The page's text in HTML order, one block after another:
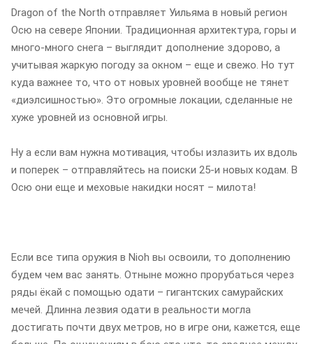
Dragon of the North отправляет Уильяма в новый регион
Осю на севере Японии. Традиционная архитектура, горы и
много-много снега – выглядит дополнение здорово, а
учитывая жаркую погоду за окном – еще и свежо. Но тут
куда важнее то, что от новых уровней вообще не тянет
«диэлсишностью». Это огромные локации, сделанные не
хуже уровней из основной игры.
Ну а если вам нужна мотивация, чтобы излазить их вдоль
и поперек – отправляйтесь на поиски 25-и новых кодам. В
Осю они еще и меховые накидки носят – милота!
Если все типа оружия в Nioh вы освоили, то дополнению
будем чем вас занять. Отныне можно прорубаться через
ряды ёкай с помощью одати – гигантских самурайских
мечей. Длинна лезвия одати в реальности могла
достигать почти двух метров, но в игре они, кажется, еще